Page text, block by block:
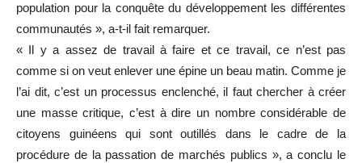
population pour la conquête du développement les différentes
communautés », a-t-il fait remarquer.
« Il y a assez de travail à faire et ce travail, ce n’est pas
comme si on veut enlever une épine un beau matin. Comme je
l’ai dit, c’est un processus enclenché, il faut chercher à créer
une masse critique, c’est à dire un nombre considérable de
citoyens guinéens qui sont outillés dans le cadre de la
procédure de la passation de marchés publics », a conclu le